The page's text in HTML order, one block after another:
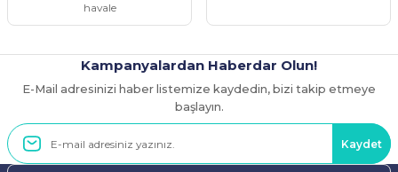
Gönder
havale
Kampanyalardan Haberdar Olun!
E-Mail adresinizi haber listemize kaydedin, bizi takip etmeye
başlayın.
Kaydet